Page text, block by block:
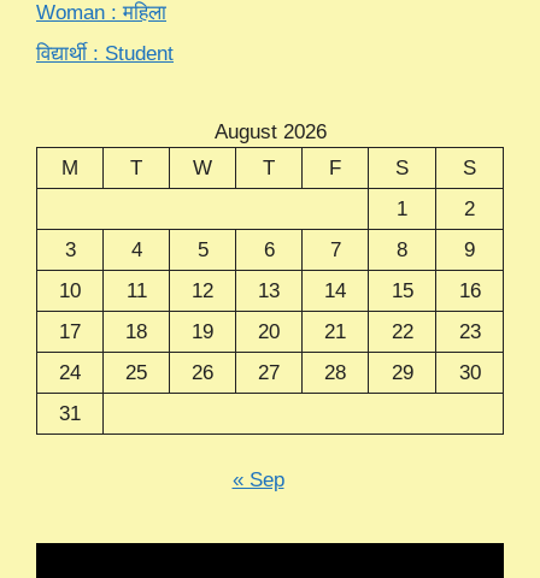
Woman : महिला
विद्यार्थी : Student
August 2026
M
T W T F S
S
1
2
3
4 5 6 7 8
9
10
11 12 13 14 15
16
17
18 19 20 21 22
23
24
25 26 27 28 29
30
31
« Sep